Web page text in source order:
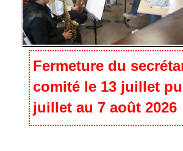
Fermeture du
comité le 13 juillet
juillet au 7 août 2026